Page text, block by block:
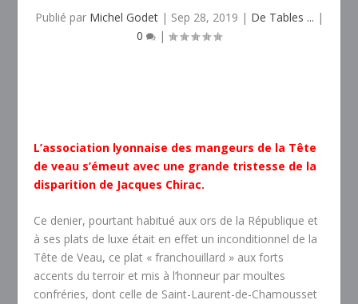
Publié par Michel Godet| Sep 28, 2019 | De Tables ... |
0
|
L’association lyonnaise des mangeurs de la Tête
de veau s’émeut avec une grande tristesse de la
disparition de Jacques Chirac.
Ce denier, pourtant habitué aux ors de la République et
à ses plats de luxe était en effet un inconditionnel de la
Tête de Veau, ce plat « franchouillard » aux forts
accents du terroir et mis à l’honneur par moultes
confréries, dont celle de Saint-Laurent-de-Chamousset